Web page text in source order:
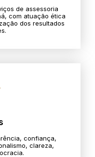
de assessoria
com atuação ética
dos resultados
confiança,
clareza,